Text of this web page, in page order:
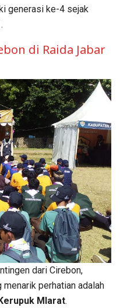
generasi ke-4 sejak
di Raida Jabar
dari Cirebon,
perhatian adalah
Kerupuk Mlarat.